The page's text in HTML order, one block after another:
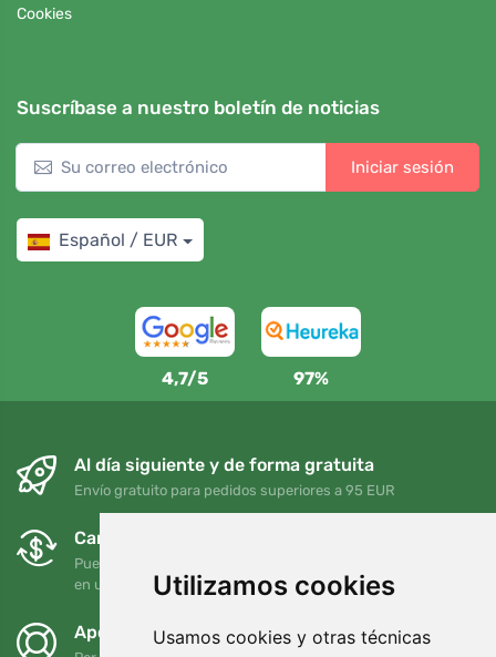
Utilizamos cookies
Usamos cookies y otras técnicas
Cookies
Suscríbase a nuestro boletín de noticias
Iniciar sesión
Español / EUR
4,7/5 97%
Al día siguiente y de forma gratuita
Envío gratuito para pedidos superiores a 95 EUR
Cambios y devoluciones gratuitos
Puede devolver o cambiar su pedido en cualquier momento
en un plazo de 90 días
Apoyamos a Trees.org